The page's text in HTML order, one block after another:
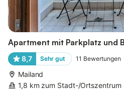
Apartment mit Parkplatz und
8,7 Sehr gut 11 Bewertungen
Mailand
1,8 km zum Stadt-/Ortszentrum